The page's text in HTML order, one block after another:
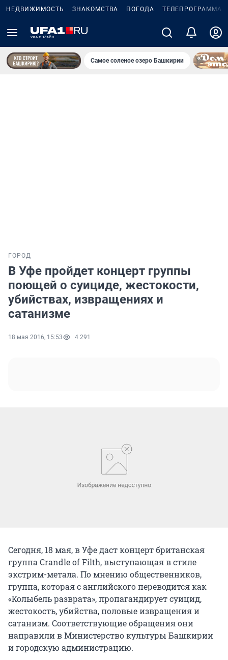
НЕДВИЖИМОСТЬ ЗНАКОМСТВА ПОГОДА ТЕЛЕПРОГРАММА
Самое соленое озеро Башкирии
ГОРОД
В Уфе пройдет концерт группы
поющей о суициде, жестокости,
убийствах, извращениях и
сатанизме
18 мая 2016, 15:53 4 291
Сегодня, 18 мая, в Уфе даст концерт британская
группа Crandle of Filth, выступающая в стиле
экстрим-метала. По мнению общественников,
группа, которая с английского переводится как
«Колыбель разврата», пропагандирует суицид,
жестокость, убийства, половые извращения и
сатанизм. Соответствующие обращения они
направили в Министерство культуры Башкирии
и городскую администрацию.